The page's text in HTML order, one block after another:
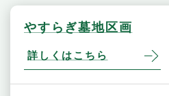
やすらぎ墓地区画
詳しくはこちら